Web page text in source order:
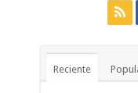
Reciente